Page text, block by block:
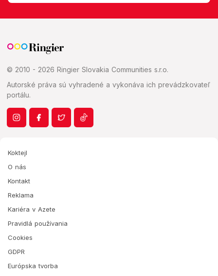
© 2010 - 2026 Ringier Slovakia Communities s.r.o.
Autorské práva sú vyhradené a vykonáva ich prevádzkovateľ
portálu.
Koktejl
O nás
Kontakt
Reklama
Kariéra v Azete
Pravidlá používania
Cookies
GDPR
Európska tvorba